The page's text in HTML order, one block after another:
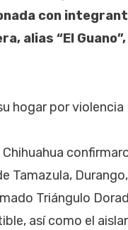
con
alias “El
Tamazula,
Triángulo
así como el